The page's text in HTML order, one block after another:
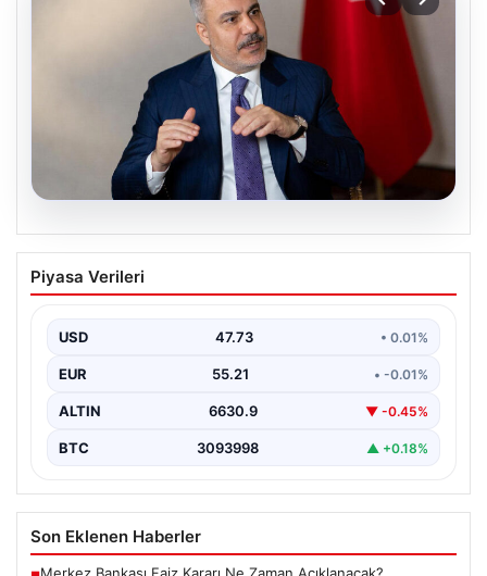
08.08.2026
Mekke Ortak Savunma Anlaşması:
Hedefimiz Kimse Değil
Anlaşması hakkında yaptığı açıklamada, bu
düzenlemenin herhangi…
Piyasa Verileri
USD 47.73 • 0.01%
EUR 55.21 • -0.01%
ALTIN 6630.9 ▼ -0.45%
BTC 3093998 ▲ +0.18%
Son Eklenen Haberler